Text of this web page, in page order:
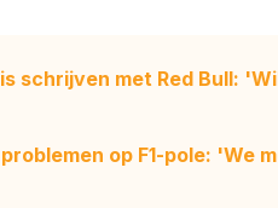
schrijven met Red Bull:
op F1-pole: 'We